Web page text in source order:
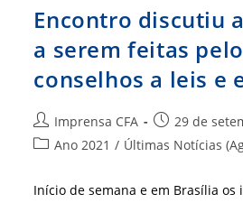
Encontro discutiu
a serem feitas
conselhos a leis e
Autor
do
Imprensa CFA
Post
publicado:
29 de
Categoria
post:
Ano 2021 / Últimas Notícias
Início de semana e em Brasília os